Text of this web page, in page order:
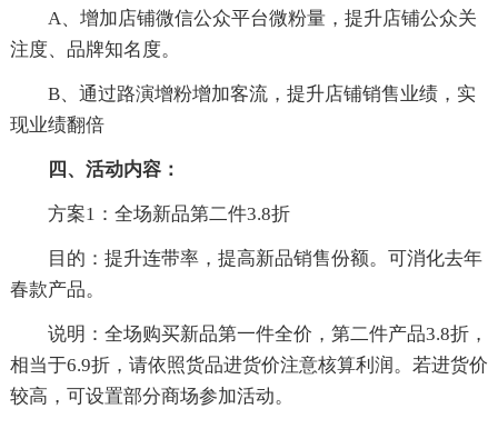
A、增加店铺微信公众平台微粉量，提升店铺公众关
注度、品牌知名度。
B、通过路演增粉增加客流，提升店铺销售业绩，实
现业绩翻倍
四、活动内容：
方案1：全场新品第二件3.8折
目的：提升连带率，提高新品销售份额。可消化去年
春款产品。
说明：全场购买新品第一件全价，第二件产品3.8折，
相当于6.9折，请依照货品进货价注意核算利润。若进货价
较高，可设置部分商场参加活动。